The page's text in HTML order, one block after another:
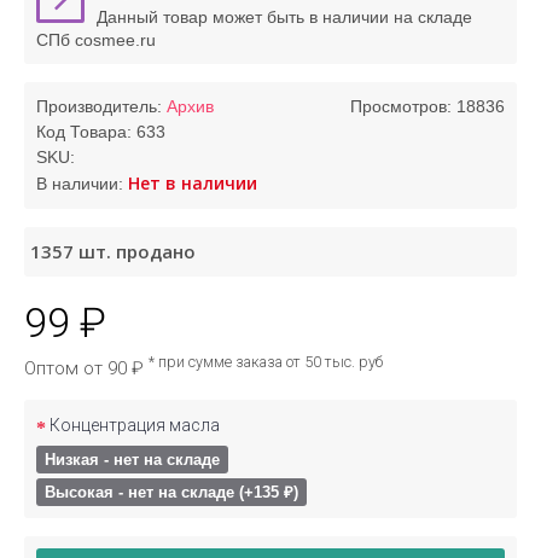
Данный товар может быть в наличии на складе
СПб cosmee.ru
Просмотров: 18836
Производитель: Архив
Код Товара: 633
SKU:
В наличии: Нет в наличии
1357 шт. продано
99 ₽
Оптом от 90 ₽ * при сумме заказа от 50 тыс. руб
Концентрация масла
Низкая - нет на складе
Высокая - нет на складе (+135 ₽)